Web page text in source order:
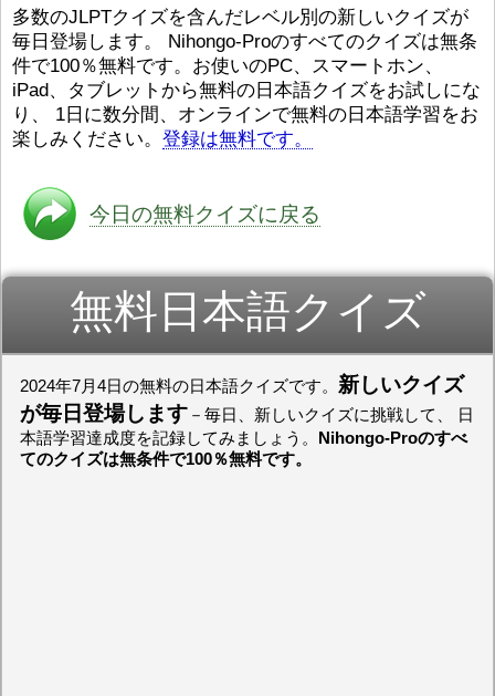
り ありません。「絵本作家
（えほんさっか picture book
author) に なるのは とて
も むずかしいそうです。よ
かったら、このYouTubeを見
てくださいね。 [/font][/color]
[/size]
https://www.youtube.com/watch?
v=psCoMkMOQlY[/color]
る会社（かいし
と）めています
ん）はあります
び）が慌（あわ
ストレスが溜（
です。結局（け
ログラミングが
く）したくて、
と）、就職（し
してみたいです
（いま）は全力
でお金（かね
いますwww。
[quote] すごいす
うございまし
多数のJLPTクイズを含んだレベル別の新しいクイズが
毎日登場します。 Nihongo-Proのすべてのクイズは無条
件で100％無料です。お使いのPC、スマートホン、
iPad、タブレットから無料の日本語クイズをお試しにな
り、 1日に数分間、オンラインで無料の日本語学習をお
楽しみください。 登録は無料です。
今日の無料クイズに戻る
無料日本語クイズ
2024年7月4日の無料の日本語クイズです。 新しいクイズ
が毎日登場します －毎日、新しいクイズに挑戦して、 日
本語学習達成度を記録してみましょう。 Nihongo-Proのすべ
てのクイズは無条件で100％無料です。